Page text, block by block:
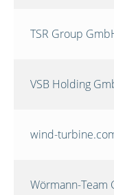
TSR Group
VSB Holding
wind-
Wörmann-Team